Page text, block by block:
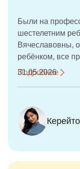
высокий
Были на
шестелетним
Вячеславовны,
ребёнком, все
на зубах были
Подробнее
31.05.2026